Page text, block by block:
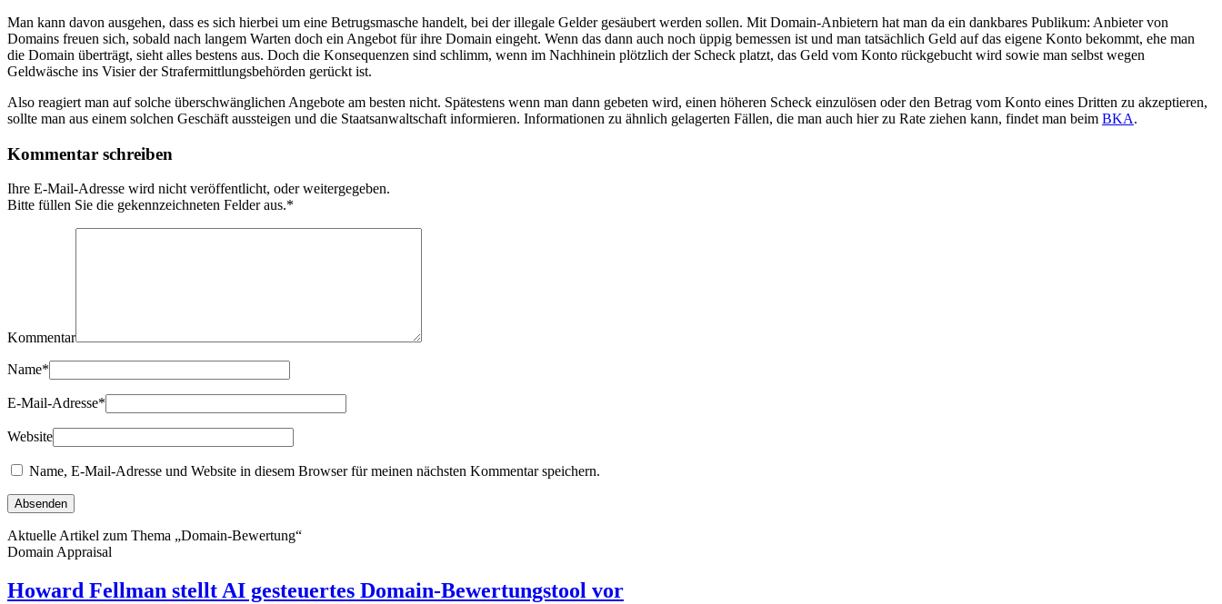
Man kann davon ausgehen, dass es sich hierbei um eine Betrugsmasche handelt, bei der illegale Gelder gesäubert werden sollen. Mit Domain-Anbietern hat man da ein dankbares Publikum: Anbieter von
Domains freuen sich, sobald nach langem Warten doch ein Angebot für ihre Domain eingeht. Wenn das dann auch noch üppig bemessen ist und man tatsächlich Geld auf das eigene Konto bekommt, ehe man
die Domain überträgt, sieht alles bestens aus. Doch die Konsequenzen sind schlimm, wenn im Nachhinein plötzlich der Scheck platzt, das Geld vom Konto rückgebucht wird sowie man selbst wegen
Geldwäsche ins Visier der Strafermittlungsbehörden gerückt ist.
Also reagiert man auf solche überschwänglichen Angebote am besten nicht. Spätestens wenn man dann gebeten wird, einen höheren Scheck einzulösen oder den Betrag vom Konto eines Dritten zu akzeptieren,
sollte man aus einem solchen Geschäft aussteigen und die Staatsanwaltschaft informieren. Informationen zu ähnlich gelagerten Fällen, die man auch hier zu Rate ziehen kann, findet man beim BKA.
Kommentar schreiben
Ihre E-Mail-Adresse wird nicht veröffentlicht, oder weitergegeben.
Bitte füllen Sie die gekennzeichneten Felder aus.*
Kommentar
Name*
E-Mail-Adresse*
Website
Name, E-Mail-Adresse und Website in diesem Browser für meinen nächsten Kommentar speichern.
Aktuelle Artikel zum Thema „Domain-Bewertung“
Domain Appraisal
Howard Fellman stellt AI gesteuertes Domain-Bewertungstool vor